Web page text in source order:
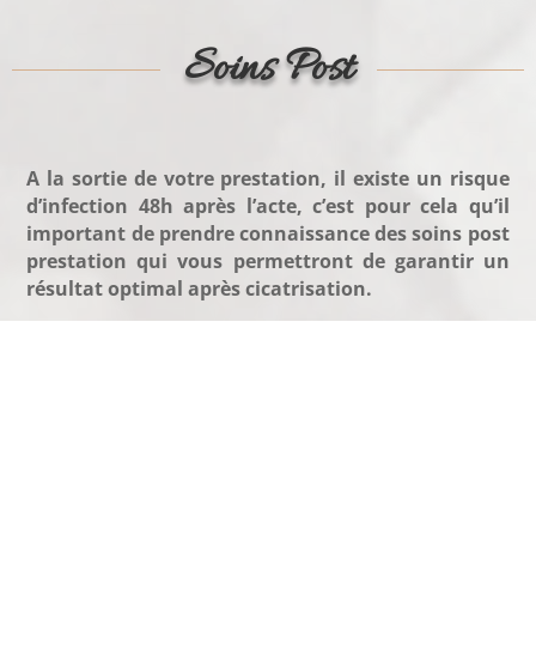
Soins Post
A la sortie de votre prestation, il existe un risque
d’infection 48h après l’acte, c’est pour cela qu’il
important de prendre connaissance des soins post
prestation qui vous permettront de garantir un
résultat optimal après cicatrisation.